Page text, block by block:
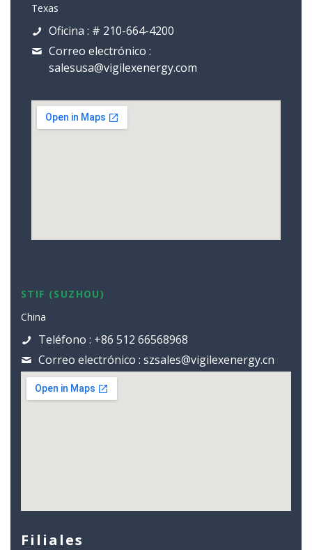
Texas
Oficina : # 210-664-4200
Correo electrónico :
salesusa@vigilexenergy.com
STIF (SUZHOU)
China
Teléfono : +86 512 66568968
Correo electrónico : szsales@vigilexenergy.cn
Filiales